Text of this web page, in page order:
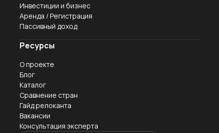
Инвестиции и бизнес
Аренда / Регистрация
Пассивный доход
Ресурсы
О проекте
Блог
Каталог
Сравнение стран
Гайд релоканта
Вакансии
Консультация эксперта